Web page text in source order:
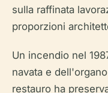
sulla raffinata
proporzioni
Un incendio nel
navata e
restauro ha